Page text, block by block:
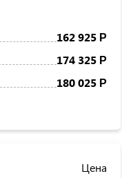
162 925 Р
174 325 Р
180 025 Р
Цена